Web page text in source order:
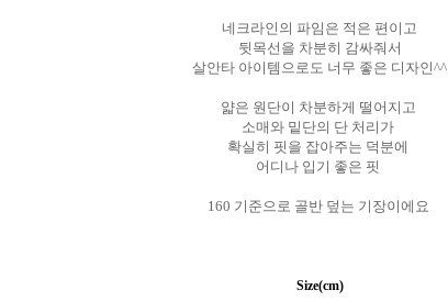
네크라인의 파임은 적은 편이고
뒷목선을 차분히 감싸줘서
살안타 아이템으로도 너무 좋은 디자인^^
얇은 원단이 차분하게 떨어지고
소매와 밑단의 단 처리가
확실히 핏을 잡아주는 덕분에
어디나 입기 좋은 핏
160 기준으로 골반 덮는 기장이에요
Size(cm)